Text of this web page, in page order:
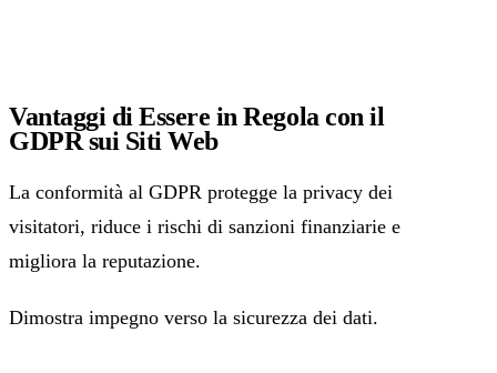
Vantaggi di Essere in Regola con il
GDPR sui Siti Web
La conformità al GDPR protegge la privacy dei
visitatori, riduce i rischi di sanzioni finanziarie e
migliora la reputazione.
Dimostra impegno verso la sicurezza dei dati.